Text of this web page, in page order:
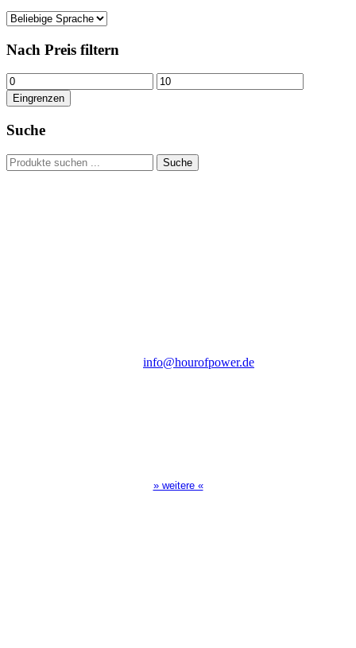
Nach Preis filtern
Min.
Preis
Max.
Preis
Eingrenzen
Suche
Suchen
nach:
Suche
info@hourofpower.de
» weitere «